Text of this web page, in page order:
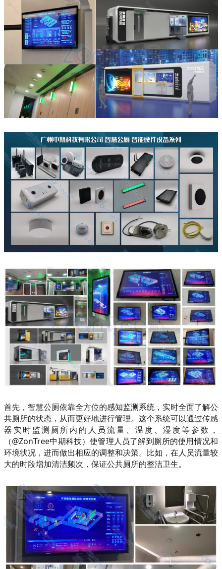
首先，智慧公厕依靠全方位的感知监测系统，实时全面了解公
共厕所的状态，从而更好地进行管理。这个系统可以通过传感
器实时监测厕所内的人员流量、温度、湿度等参数，
（@ZonTree中期科技）使管理人员了解到厕所的使用情况和
环境状况，进而做出相应的调整和决策。比如，在人员流量较
大的时段增加清洁频次，保证公共厕所的整洁卫生。